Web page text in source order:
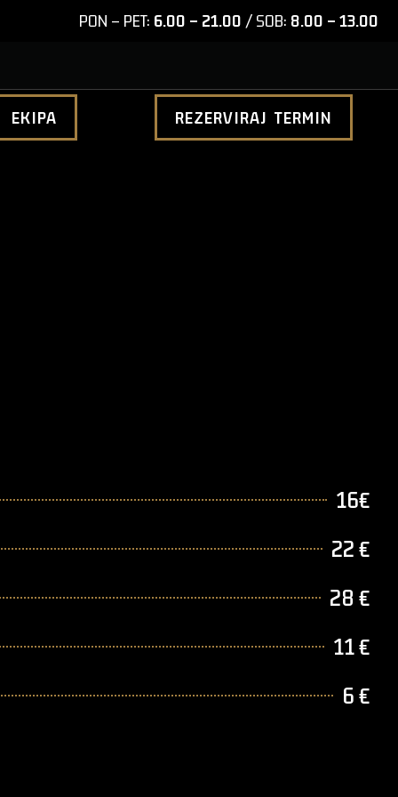
PON – PET: 6.00 – 21.00 / SOB: 8.00 – 13.00
EKIPA REZERVIRAJ TERMIN
16€
22 €
28 €
11 €
6 €